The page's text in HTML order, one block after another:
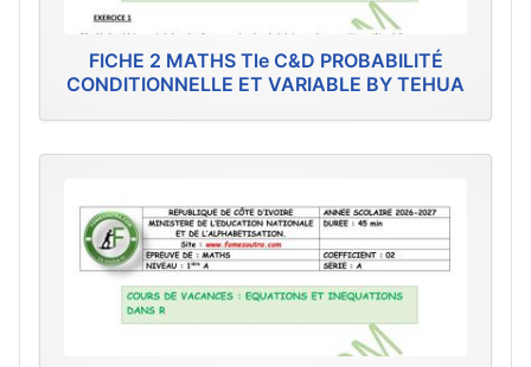
FICHE 2 MATHS Tle C&D PROBABILITÉ
CONDITIONNELLE ET VARIABLE BY TEHUA